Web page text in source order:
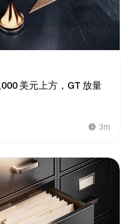
美元上方，GT 放量
3m